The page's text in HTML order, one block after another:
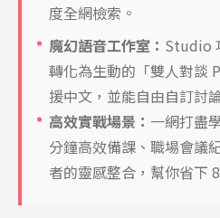
度全網檢索。
魔幻語音工作室： Studio
轉化為生動的「雙人對談
援中文，並能自由自訂討
高效實戰場景： 一網打盡
分鐘高效備課、職場會議
者的靈感整合，幫你省下